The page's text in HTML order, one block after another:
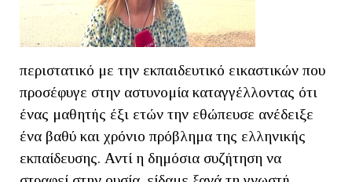
περιστατικό με την εκπαιδευτικό εικαστικών που
προσέφυγε στην αστυνομία καταγγέλλοντας ότι
ένας μαθητής έξι ετών την εθώπευσε ανέδειξε
ένα βαθύ και χρόνιο πρόβλημα της ελληνικής
εκπαίδευσης. Αντί η δημόσια συζήτηση να